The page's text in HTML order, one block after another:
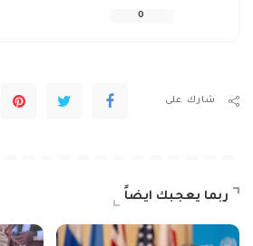
0
شارك على
ربما يعجبك ايضاً